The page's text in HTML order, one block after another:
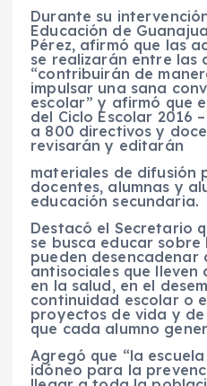
Durante su
Educación de
Pérez, afirmó que las
se realizarán entre las
“contribuirán de
impulsar una sana
escolar” y afirmó que
del Ciclo Escolar 2016
a 800 directivos y
revisarán y editarán
materiales de difusión
docentes, alumnas y
educación secundaria.
Destacó el Secretario
se busca educar sobre
pueden desencadenar
antisociales que
en la salud, en el
continuidad escolar o
proyectos de vida y
que cada alumno
Agregó que “la
idóneo para la